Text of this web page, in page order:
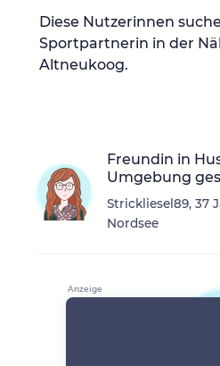
Diese Nutzerinnen
Sportpartnerin in der
Altneukoog.
Freundin in
Umgebung
Strickliesel89, 37
Nordsee